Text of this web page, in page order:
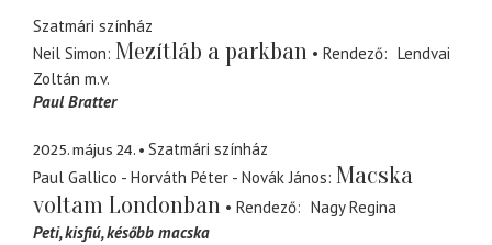
Szatmári színház
Neil Simon Mezítláb a parkban Rendező
Lendvai
Zoltán m.v.
Paul Bratter
2025. május 24.
Szatmári színház
Paul Gallico - Horváth Péter - Novák János Macska
voltam Londonban
Rendező
Nagy Regina
Peti kisfiú, később macska